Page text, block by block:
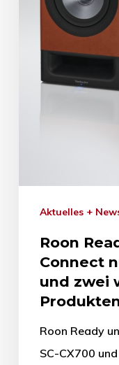
Aktuelles +
Roon
Connect
und zwei
Roon Ready
SC-CX700